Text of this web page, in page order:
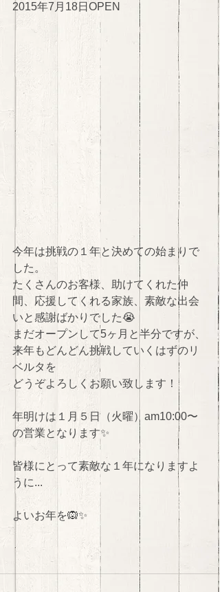
2015年7月18日OPEN
今年は挑戦の１年と決めての始まりで
した。
たくさんのお客様、助けてくれた仲
間、応援してくれる家族、素敵な出会
いと感謝ばかりでした😭
まだオープンして5ヶ月と半分ですが、
来年もどんどん挑戦していくはずのリ
ベルタを
どうぞよろしくお願い致します！
年明けは１月５日（火曜）am10:00〜
の営業となります✨
皆様にとって素敵な１年になりますよ
うに...
よいお年を🙉✨